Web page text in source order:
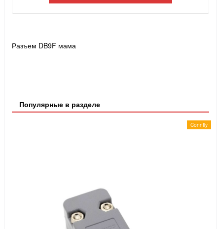
Разъем DB9F мама
Популярные в разделе
Connfly